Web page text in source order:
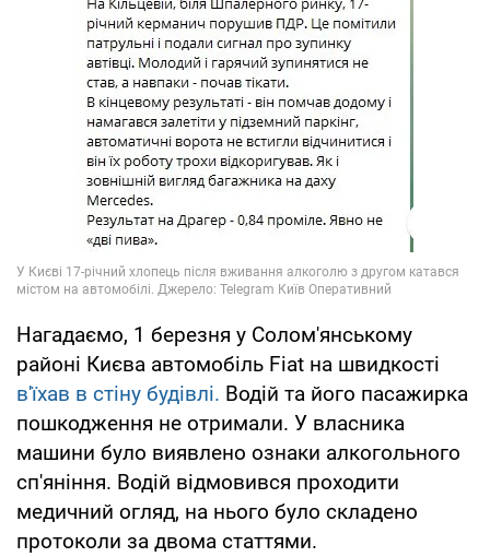
Нагадаємо, 1 березня у Солом'янському
районі Києва автомобіль Fiat на швидкості
в'їхав в стіну будівлі. Водій та його пасажирка
пошкодження не отримали. У власника
машини було виявлено ознаки алкогольного
сп'яніння. Водій відмовився проходити
медичний огляд, на нього було складено
протоколи за двома статтями.